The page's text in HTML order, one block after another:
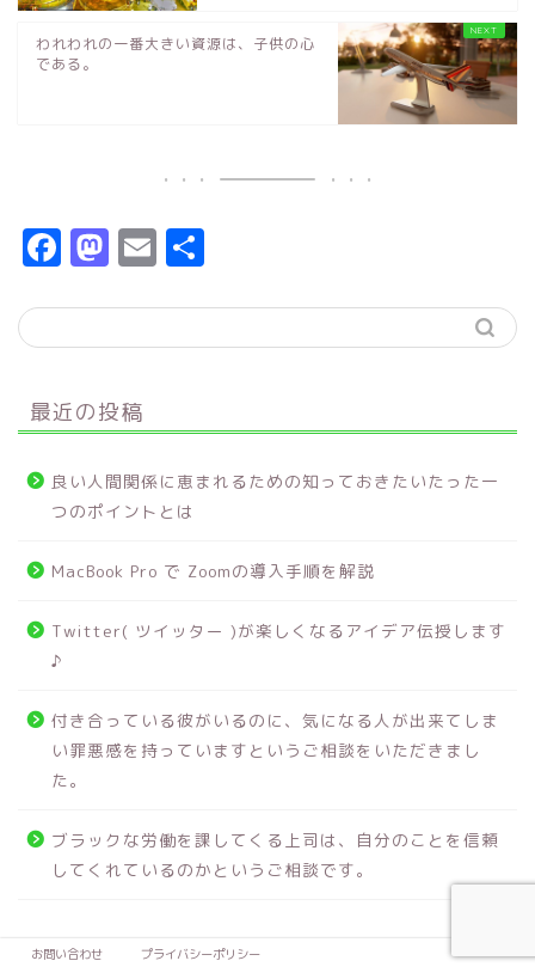
われわれの一番大きい資源は、子供の心
である。
F
c
e
b
o
o
k
M
s
t
o
d
o
n
E
ai
l
最近の投稿
良い人間関係に恵まれるための知っておきたいたった一
つのポイントとは
MacBook Pro で Zoomの導入手順を解説
Twitter( ツイッター )が楽しくなるアイデア伝授します
♪
付き合っている彼がいるのに、気になる人が出来てしま
い罪悪感を持っていますというご相談をいただきまし
た。
ブラックな労働を課してくる上司は、自分のことを信頼
してくれているのかというご相談です。
カテゴリー
お問い合わせ プライバシーポリシー